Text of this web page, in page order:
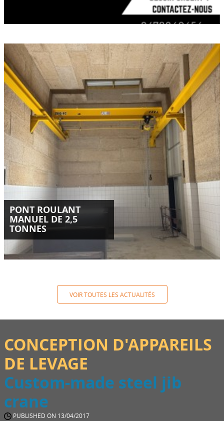
PONT ROULANT
MANUEL DE 2,5
TONNES
Quand le manuel reste la meilleure solution
LIRE LA SUITE
VOIR TOUTES LES ACTUALITÉS
CONCEPTION D'APPAREILS
DE LEVAGE
Custom-made steel jib
crane
PUBLISHED ON 13/04/2017